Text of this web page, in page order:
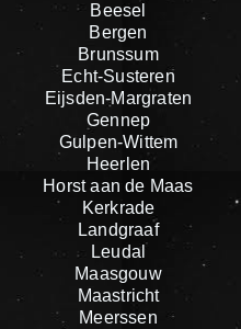
Beesel
Bergen
Brunssum
Echt-Susteren
Eijsden-Margraten
Gennep
Gulpen-Wittem
Heerlen
Horst aan de Maas
Kerkrade
Landgraaf
Leudal
Maasgouw
Maastricht
Meerssen